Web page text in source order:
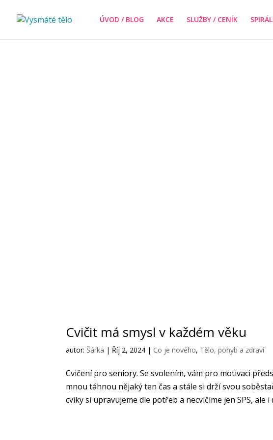
ÚVOD / BLOG AKCE SLUŽBY / CENÍK
Cvičit má smysl v každém věku
autor: Šárka | Říj 2, 2024 | Co je nového, Tělo, pohyb a zdraví
Cvičení pro seniory. Se svolením, vám pro motivaci
mnou táhnou nějaký ten čas a stále si drží svou
cviky si upravujeme dle potřeb a necvičíme jen SPS, ale i